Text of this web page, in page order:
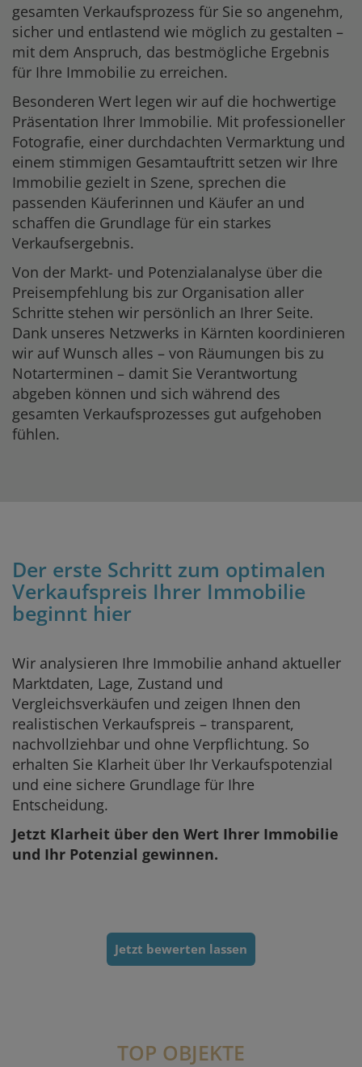
gesamten Verkaufsprozess für Sie so angenehm,
sicher und entlastend wie möglich zu gestalten –
mit dem Anspruch, das bestmögliche Ergebnis
für Ihre Immobilie zu erreichen.
Besonderen Wert legen wir auf die hochwertige
Präsentation Ihrer Immobilie. Mit professioneller
Fotografie, einer durchdachten Vermarktung und
einem stimmigen Gesamtauftritt setzen wir Ihre
Immobilie gezielt in Szene, sprechen die
passenden Käuferinnen und Käufer an und
schaffen die Grundlage für ein starkes
Verkaufsergebnis.
Von der Markt- und Potenzialanalyse über die
Preisempfehlung bis zur Organisation aller
Schritte stehen wir persönlich an Ihrer Seite.
Dank unseres Netzwerks in Kärnten koordinieren
wir auf Wunsch alles – von Räumungen bis zu
Notarterminen – damit Sie Verantwortung
abgeben können und sich während des
gesamten Verkaufsprozesses gut aufgehoben
fühlen.
Der erste Schritt zum optimalen
Verkaufspreis Ihrer Immobilie
beginnt hier
Wir analysieren Ihre Immobilie anhand aktueller
Marktdaten, Lage, Zustand und
Vergleichsverkäufen und zeigen Ihnen den
realistischen Verkaufspreis – transparent,
nachvollziehbar und ohne Verpflichtung. So
erhalten Sie Klarheit über Ihr Verkaufspotenzial
und eine sichere Grundlage für Ihre
Entscheidung.
Jetzt Klarheit über den Wert Ihrer Immobilie
und Ihr Potenzial gewinnen.
Jetzt bewerten lassen
TOP OBJEKTE